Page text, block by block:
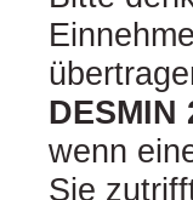
wenn
Sie